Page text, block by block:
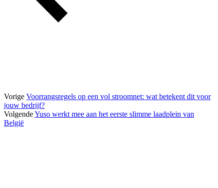
Vorige Voorrangsregels op een vol stroomnet: wat betekent dit voor
jouw bedrijf?
VolgendeYuso werkt mee aan het eerste slimme laadplein van
België